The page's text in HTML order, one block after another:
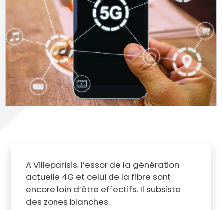
A Villeparisis, l’essor de la génération
actuelle 4G et celui de la fibre sont
encore loin d’être effectifs. Il subsiste
des zones blanches.